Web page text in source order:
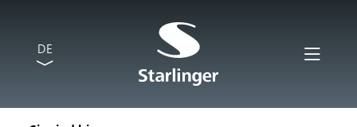
DE